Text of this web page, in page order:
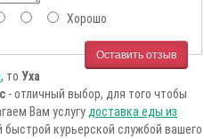
Хорошо
Оставить отзыв
, то Уха
- отличный выбор, для того чтобы
Вам услугу доставка еды из
курьерской службой вашего